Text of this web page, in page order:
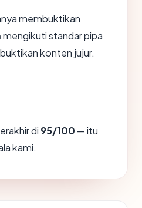
membuktikan
mengikuti standar pipa
konten jujur.
di 95/100 — itu
kami.